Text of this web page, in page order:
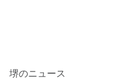
堺のニュース